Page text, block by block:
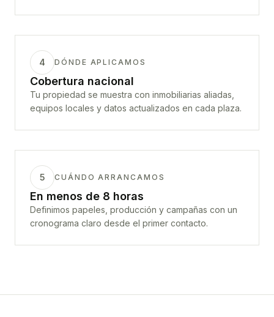
4 DÓNDE APLICAMOS
Cobertura nacional
Tu propiedad se muestra con inmobiliarias aliadas,
equipos locales y datos actualizados en cada plaza.
5 CUÁNDO ARRANCAMOS
En menos de 8 horas
Definimos papeles, producción y campañas con un
cronograma claro desde el primer contacto.